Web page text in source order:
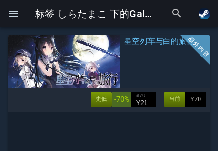
menu 标签 しらたまこ 下的Galgame search
星空列车与白的旅行
¥70
当前
-70% ¥70
¥21
史低